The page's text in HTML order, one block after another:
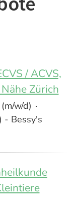
/ ACVS,
Zürich
w/d) ·
- Bessy's